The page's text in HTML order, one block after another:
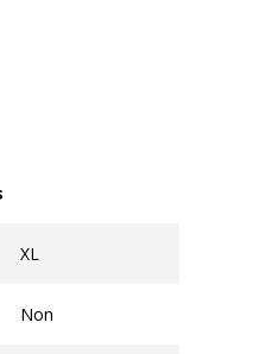
XL
Non